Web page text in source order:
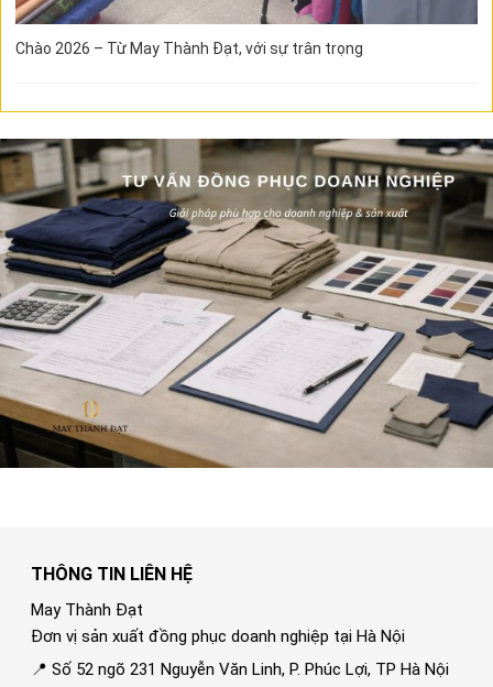
Chào 2026 – Từ May Thành Đạt, với sự trân trọng
THÔNG TIN LIÊN HỆ
May Thành Đạt
Đơn vị sản xuất đồng phục doanh nghiệp tại Hà Nội
📍 Số 52 ngõ 231 Nguyễn Văn Linh, P. Phúc Lợi, TP Hà Nội